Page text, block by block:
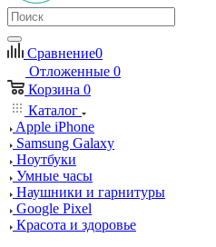
Сравнение0
Отложенные 0
Корзина 0
Каталог
Apple iPhone
Samsung Galaxy
Ноутбуки
Умные часы
Наушники и гарнитуры
Google Pixel
Красота и здоровье